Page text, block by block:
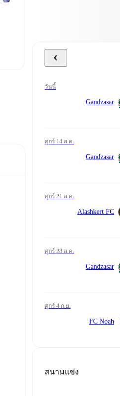
วันนี้
Gandzasar
ศุกร์ 14 ส.ค.
Gandzasar
ศุกร์ 21 ส.ค.
Alashkert FC
ศุกร์ 28 ส.ค.
Gandzasar
ศุกร์ 4 ก.ย.
FC Noah
สนามแข่ง